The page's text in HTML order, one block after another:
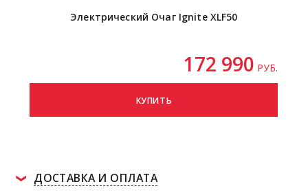
Электрический Очаг Ignite XLF50
172 990 РУБ.
КУПИТЬ
ДОСТАВКА И ОПЛАТА